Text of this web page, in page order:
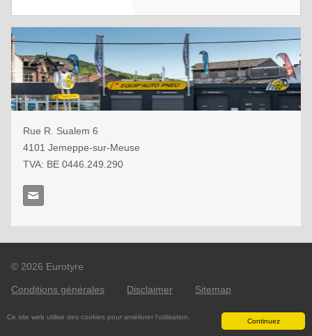
Continuez
Ce site web utilise des cookies pour améliorer l'utilisation.
Rue R. Sualem 6
4101 Jemeppe-sur-Meuse
TVA: BE 0446.249.290
© 2026 Eurotyre
Conditions générales Disclaimer Sitemap
Webdesign: Robarov